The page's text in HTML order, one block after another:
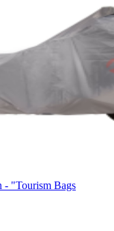
- "Tourism Bags